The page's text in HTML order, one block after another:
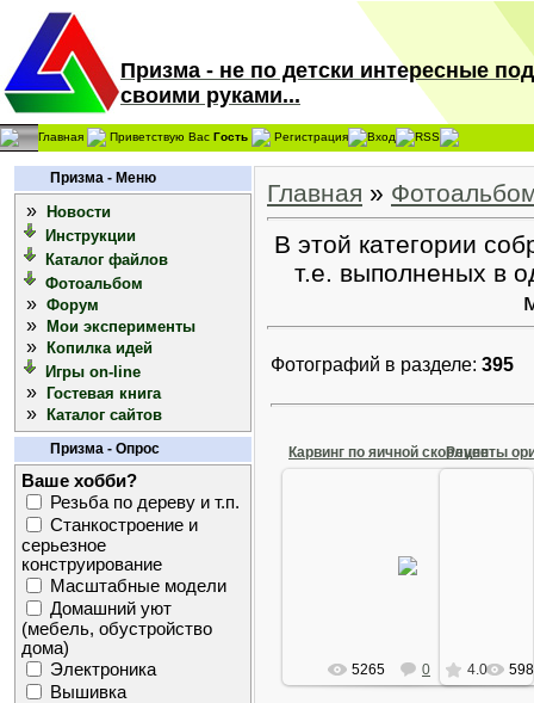
Призма - не по детски интересные
своими руками...
Главная Приветствую Вас Гость Регистрация Вход RSS
Призма - Меню
»
Новости
Инструкции
Каталог файлов
Фотоальбом
» Форум
» Мои эксперименты
»
Копилка идей
Игры on-line
» Гостевая книга
» Каталог сайтов
Призма - Опрос
Ваше хобби?
Резьба по дереву и т.п.
Станкостроение и
серьезное
конструирование
Масштабные модели
Домашний уют
(мебель, обустройство
дома)
Электроника
Вышивка
Главная »
В этой категории
т.е. выполненых в
Фотографий в разделе: 395
Карвинг по яичной скорлупе
Карвинг по яичной скорлупе
5265 0 4.0
Рецепты